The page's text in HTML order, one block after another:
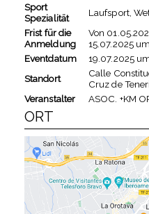
Sport
Spezialität
Laufsport,
Frist für die
Anmeldung
Von
15.07.2025
Eventdatum
19.07.2025
Standort
Calle
Cruz de
Veranstalter
ASOC. +KM
ORT